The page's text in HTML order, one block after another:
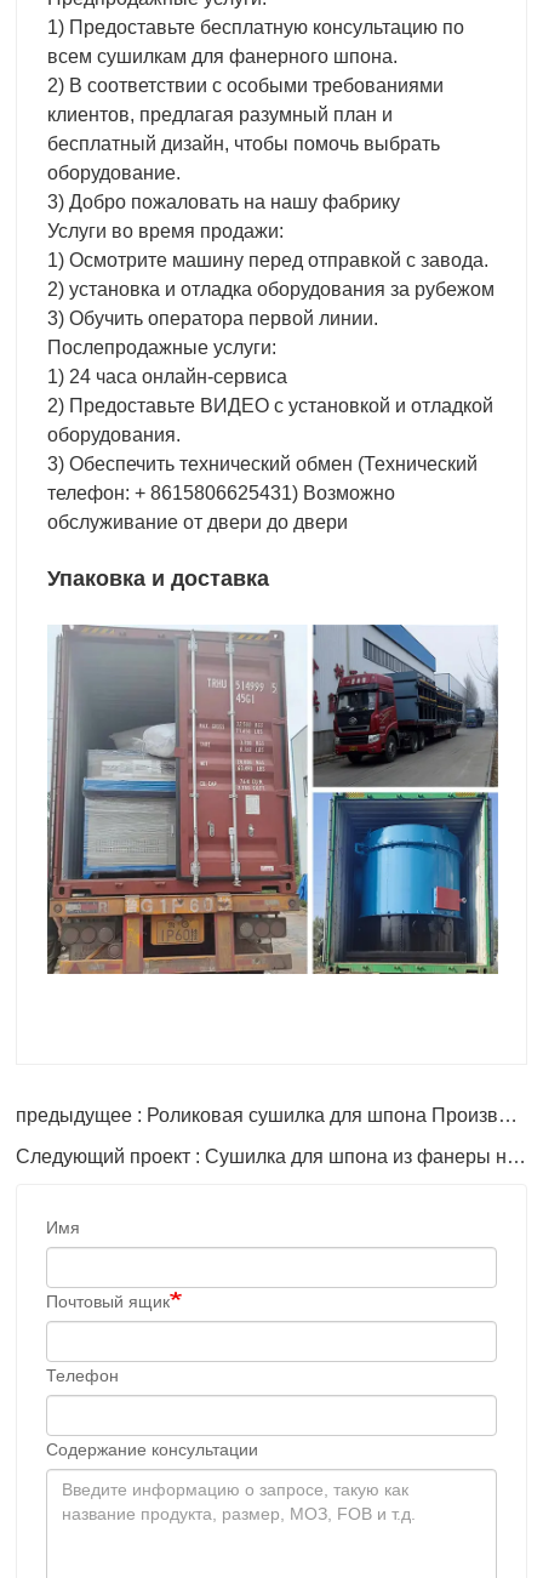
1) Предоставьте бесплатную консультацию по
всем сушилкам для фанерного шпона.
2) В соответствии с особыми требованиями
клиентов, предлагая разумный план и
бесплатный дизайн, чтобы помочь выбрать
оборудование.
3) Добро пожаловать на нашу фабрику
Услуги во время продажи:
1) Осмотрите машину перед отправкой с завода.
2) установка и отладка оборудования за рубежом
3) Обучить оператора первой линии.
Послепродажные услуги:
1) 24 часа онлайн-сервиса
2) Предоставьте ВИДЕО с установкой и отладкой
оборудования.
3) Обеспечить технический обмен (Технический
телефон: + 8615806625431) Возможно
обслуживание от двери до двери
Упаковка и доставка
предыдущее : Роликовая сушилка для шпона Производители
Следующий проект : Сушилка для шпона из фанеры на продажу
Имя
Почтовый ящик
Телефон
Содержание консультации